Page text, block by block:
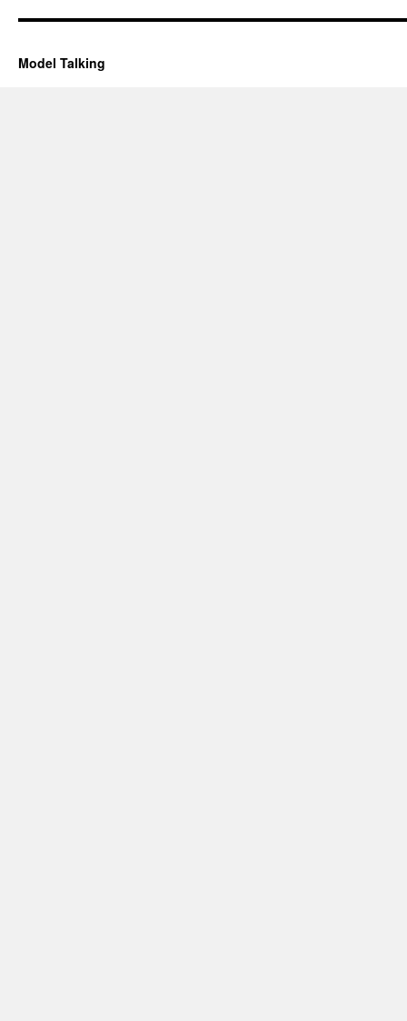
Model Talking